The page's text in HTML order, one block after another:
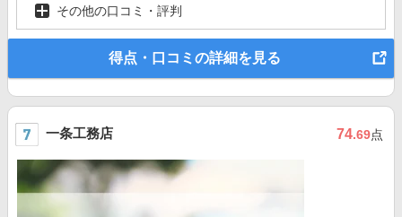
その他の口コミ・評判
得点・口コミの詳細を見る
一条工務店 74.69点